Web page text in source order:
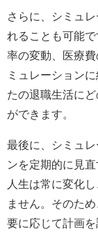
さらに、シミュ
れることも可能
率の変動、医療
ミュレーション
たの退職生活に
ができます。
最後に、シミュ
ンを定期的に見
人生は常に変化
ません。そのた
要に応じて計画を